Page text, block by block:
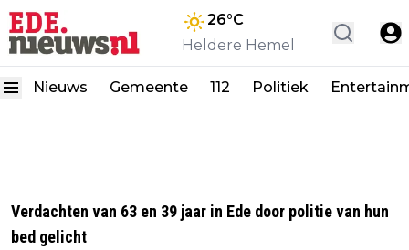
26°C
Heldere Hemel
Nieuws Gemeente 112 Politiek
Verdachten van 63 en 39 jaar in Ede door politie van hun
bed gelicht